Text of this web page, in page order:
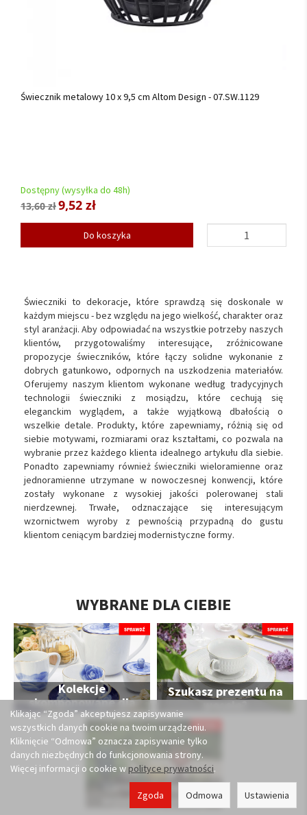
Świecznik metalowy 10 x 9,5 cm Altom Design - 07.SW.1129
Dostępny (wysyłka do 48h)
13,60 zł9,52 zł
Do koszyka
Świeczniki to dekoracje, które sprawdzą się doskonale w
każdym miejscu - bez względu na jego wielkość, charakter oraz
styl aranżacji. Aby odpowiadać na wszystkie potrzeby naszych
klientów, przygotowaliśmy interesujące, zróżnicowane
propozycje świeczników, które łączy solidne wykonanie z
dobrych gatunkowo, odpornych na uszkodzenia materiałów.
Oferujemy naszym klientom wykonane według tradycyjnych
technologii świeczniki z mosiądzu, które cechują się
eleganckim wyglądem, a także wyjątkową dbałością o
wszelkie detale. Produkty, które zapewniamy, różnią się od
siebie motywami, rozmiarami oraz kształtami, co pozwala na
wybranie przez każdego klienta idealnego artykułu dla siebie.
Ponadto zapewniamy również świeczniki wieloramienne oraz
jednoramienne utrzymane w nowoczesnej konwencji, które
zostały wykonane z wysokiej jakości polerowanej stali
nierdzewnej. Trwałe, odznaczające się interesującym
wzornictwem wyroby z pewnością przypadną do gustu
klientom ceniącym bardziej modernistyczne formy.
WYBRANE DLA CIEBIE
Kolekcje
skomponowane dla
Ciebie
Szukasz prezentu na
wesele?
Lato zasługuje na
wyjątkową oprawę
Klikając “Zgoda” akceptujesz zapisywanie
wszystkich danych cookie na twoim urządzeniu.
Kliknięcie “Odmowa” oznacza zapisywanie tylko
danych niezbędnych do funkcjonowania strony.
Więcej informacji o cookie w polityce prywatności.
Ustawienia
Odmowa
Zgoda